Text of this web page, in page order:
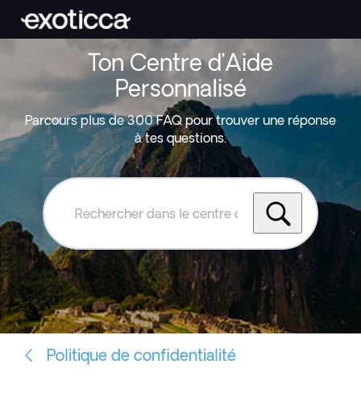
Ton Centre d’Aide
Personnalisé
Parcours plus de 300 FAQ pour trouver une réponse
à tes questions.
Rechercher
le
centre
d'aide
Exoticca
Politique de confidentialité